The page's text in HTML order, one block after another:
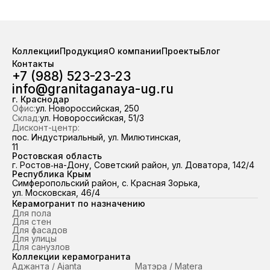
наличия за 2 часа. Работаем по
всему ЮФО и Республике Крым,
98,7 % отгрузок выполняем точно в
срок.
стабильно в наличии
КоллекцииПродукцияО компанииПроектыБлог
Контакты
+7 (988) 523-23-23
info@granitaganaya-ug.ru
г. Краснодар
Офис:ул. Новороссийская, 250
Склад:ул. Новороссийская, 51/3
Дисконт-центр:
пос. Индустриальный, ул. Милютинская,
11
Ростовская область
г. Ростов‑на-Дону, Советский район, ул. Доватора, 142/4
Республика Крым
Симферопольский район, с. Красная Зорька,
ул. Московская, 46/4
Керамогранит по назначению
Для пола
Для стен
Для фасадов
Для улицы
Для санузлов
Коллекции керамогранита
Аджанта / Ajanta
Матэра / Matera